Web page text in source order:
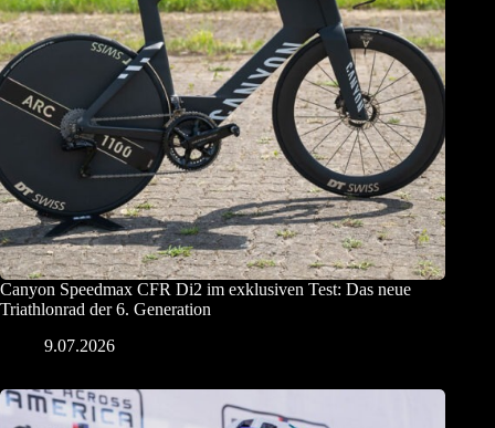
Canyon Speedmax CFR Di2 im exklusiven Test: Das neue
Triathlonrad der 6. Generation
9.07.2026